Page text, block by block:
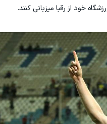
خود از رقبا میزبانی کنند.